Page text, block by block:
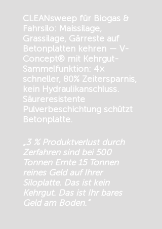
CLEANsweep für Biogas &
Fahrsilo: Maissilage,
Grassilage, Gärreste auf
Betonplatten kehren — V-
Concept® mit Kehrgut-
Sammelfunktion: 4×
schneller, 80% Zeitersparnis,
kein Hydraulikanschluss.
Säureresistente
Pulverbeschichtung schützt
Betonplatte.
„3 % Produktverlust durch
Zerfahren sind bei 500
Tonnen Ernte 15 Tonnen
reines Geld auf Ihrer
Siloplatte. Das ist kein
Kehrgut. Das ist Ihr bares
Geld am Boden.“